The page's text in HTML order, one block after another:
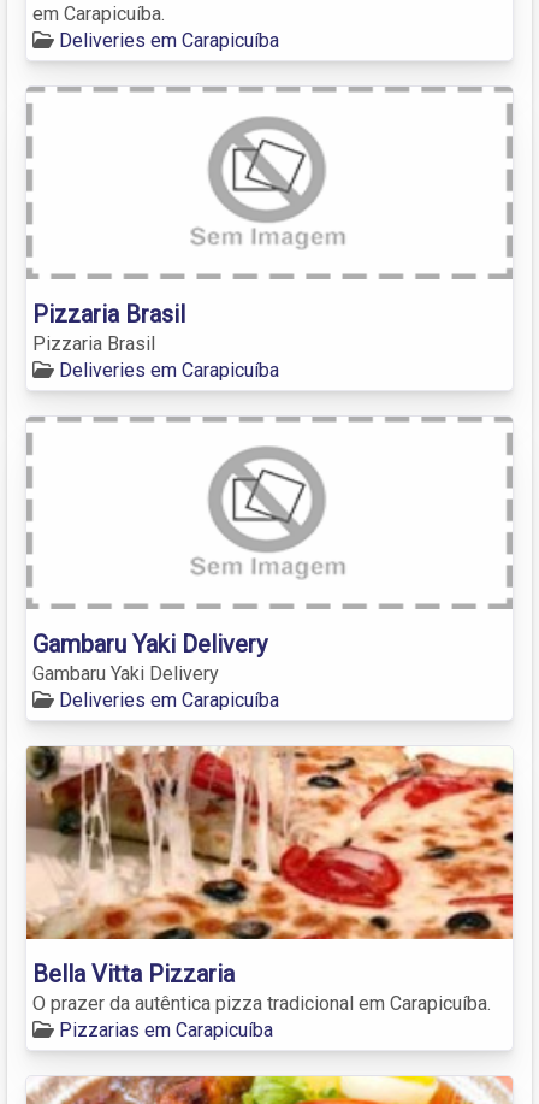
em Carapicuíba.
Deliveries em Carapicuíba
Pizzaria Brasil
Pizzaria Brasil
Deliveries em Carapicuíba
Gambaru Yaki Delivery
Gambaru Yaki Delivery
Deliveries em Carapicuíba
Bella Vitta Pizzaria
O prazer da autêntica pizza tradicional em Carapicuíba.
Pizzarias em Carapicuíba